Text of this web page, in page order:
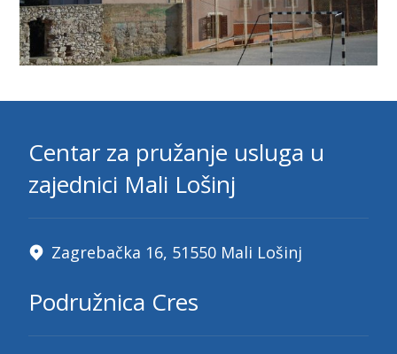
Centar za pružanje usluga u
zajednici Mali Lošinj
Zagrebačka 16, 51550 Mali Lošinj
Podružnica Cres